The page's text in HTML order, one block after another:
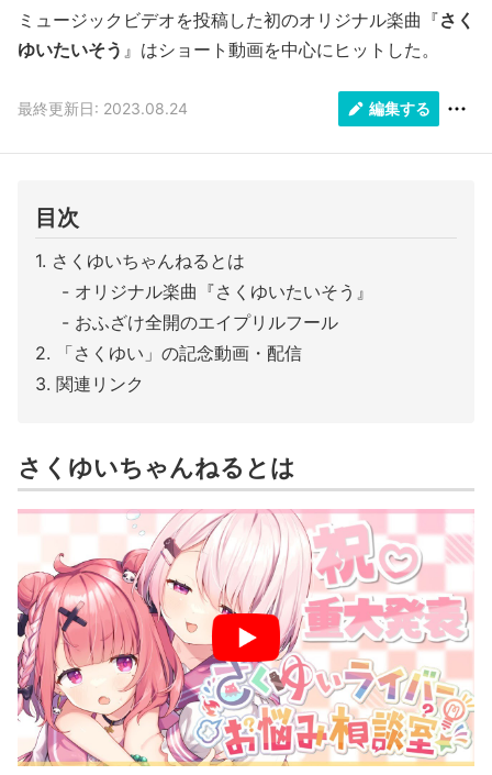
ミュージックビデオを投稿した初のオリジナル楽曲『さく
ゆいたいそう 』はショート動画を中心にヒットした。
最終更新日: 2023.08.24 編集する
目次
さくゆいちゃんねるとは
オリジナル楽曲『さくゆいたいそう』
おふざけ全開のエイプリルフール
「さくゆい」の記念動画・配信
関連リンク
さくゆいちゃんねるとは